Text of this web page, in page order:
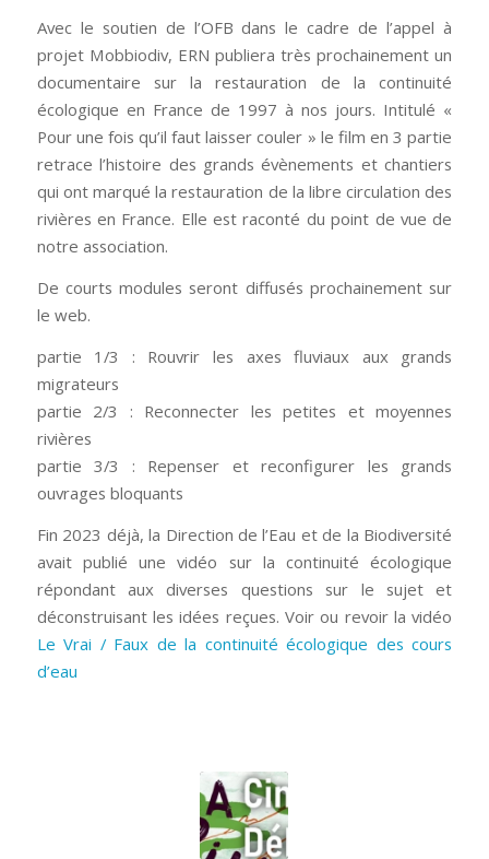
Avec le soutien de l’OFB dans le cadre de l’appel à
projet Mobbiodiv, ERN publiera très prochainement un
documentaire sur la restauration de la continuité
écologique en France de 1997 à nos jours. Intitulé «
Pour une fois qu’il faut laisser couler » le film en 3 partie
retrace l’histoire des grands évènements et chantiers
qui ont marqué la restauration de la libre circulation des
rivières en France. Elle est raconté du point de vue de
notre association.
De courts modules seront diffusés prochainement sur
le web.
partie 1/3 : Rouvrir les axes fluviaux aux grands
migrateurs
partie 2/3 : Reconnecter les petites et moyennes
rivières
partie 3/3 : Repenser et reconfigurer les grands
ouvrages bloquants
Fin 2023 déjà, la Direction de l’Eau et de la Biodiversité
avait publié une vidéo sur la continuité écologique
répondant aux diverses questions sur le sujet et
déconstruisant les idées reçues. Voir ou revoir la vidéo
Le Vrai / Faux de la continuité écologique des cours
d’eau